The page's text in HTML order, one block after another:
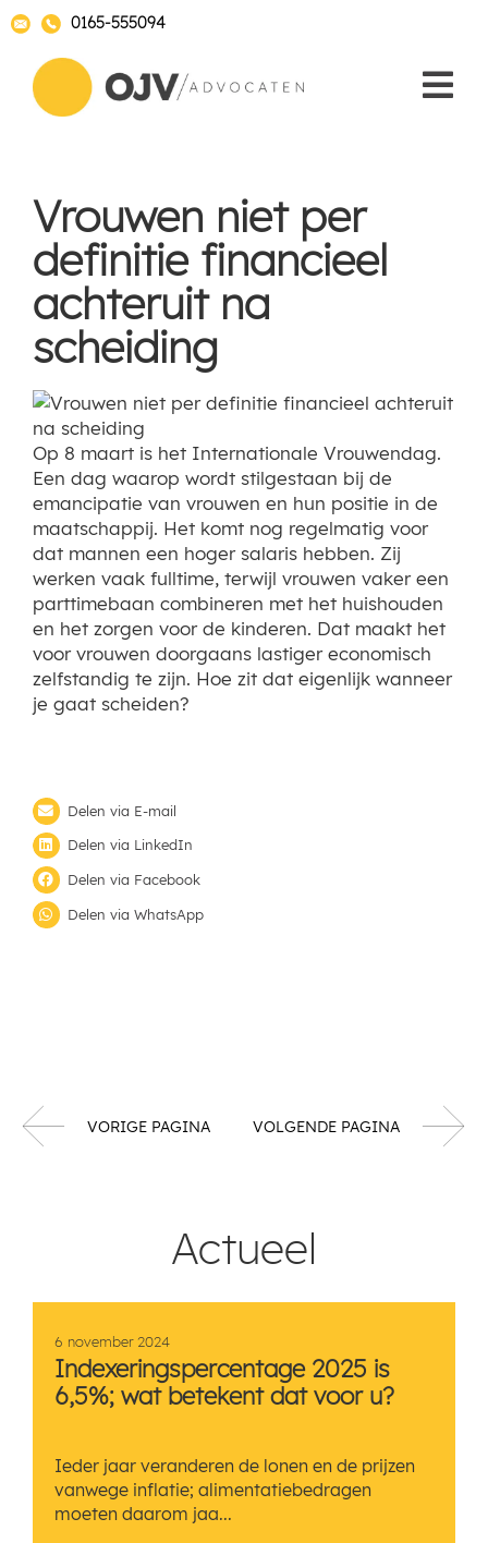
0165-555094
Vrouwen niet per
definitie financieel
achteruit na
scheiding
Op 8 maart is het Internationale Vrouwendag.
Een dag waarop wordt stilgestaan bij de
emancipatie van vrouwen en hun positie in de
maatschappij. Het komt nog regelmatig voor
dat mannen een hoger salaris hebben. Zij
werken vaak fulltime, terwijl vrouwen vaker een
parttimebaan combineren met het huishouden
en het zorgen voor de kinderen. Dat maakt het
voor vrouwen doorgaans lastiger economisch
zelfstandig te zijn. Hoe zit dat eigenlijk wanneer
je gaat scheiden?
Delen via E-mail
Delen via LinkedIn
Delen via Facebook
Delen via WhatsApp
VORIGE PAGINA VOLGENDE PAGINA
Actueel
6 november 2024
Indexeringspercentage 2025 is
6,5%; wat betekent dat voor u?
Ieder jaar veranderen de lonen en de prijzen
vanwege inflatie; alimentatiebedragen
moeten daarom jaa...